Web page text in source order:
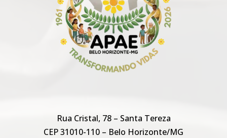
Rua Cristal, 78 – Santa Tereza
CEP 31010-110 – Belo Horizonte/MG